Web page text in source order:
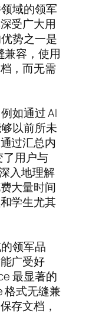
域的领军
受广大用
势之一是
兼容，使用
，而无需
如通过 AI
以前所未
过汇总内
了用户与
入地理解
大量时间
学生尤其
领军品
广受好
最显著的
格式无缝兼
存文档，